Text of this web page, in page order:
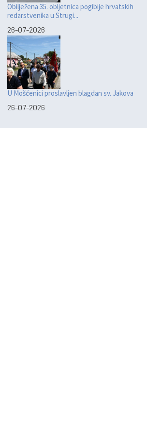
Obilježena 35. obljetnica pogibije hrvatskih
redarstvenika u Strugi...
26-07-2026
U Mošćenici proslavljen blagdan sv. Jakova
26-07-2026